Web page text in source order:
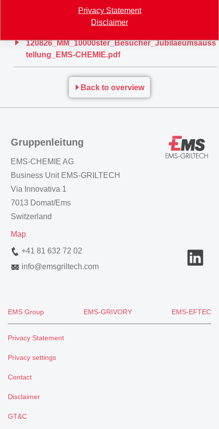
Privacy Statement
Disclaimer
Langjährige ehemalige Mitarbeiter führen durch die Ausstellung,
beantworten Fragen und erzählen die eine oder andere Anekdote.
120826_MM_10000ster_Besucher_Jubilaeumsauss
tellung_EMS-CHEMIE.pdf
Back to overview
Gruppenleitung
EMS-CHEMIE AG
Business Unit EMS-GRILTECH
Via Innovativa 1
7013 Domat/Ems
Switzerland
Map
+41 81 632 72 02
info@emsgriltech.com
EMS Group EMS-GRIVORY EMS-EFTEC
Privacy Statement
Privacy settings
Contact
Disclaimer
GT&C